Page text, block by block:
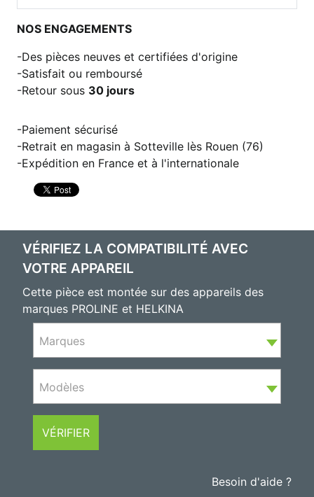
NOS ENGAGEMENTS
Des pièces neuves et certifiées d'origine
Satisfait ou remboursé
Retour sous 30 jours
Paiement sécurisé
Retrait en magasin à Sotteville lès Rouen (76)
Expédition en France et à l'internationale
VÉRIFIEZ LA COMPATIBILITÉ AVEC
VOTRE APPAREIL
Cette pièce est montée sur des appareils des
marques PROLINE et HELKINA
Marques
Modèles
VÉRIFIER
Besoin d'aide ?